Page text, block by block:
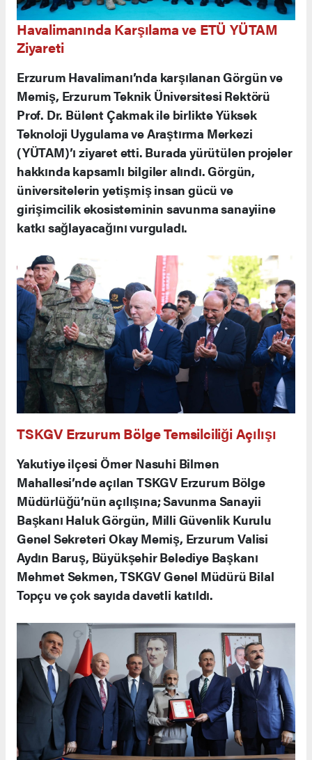
Havalimanında Karşılama ve ETÜ YÜTAM
Ziyareti
Erzurum Havalimanı’nda karşılanan Görgün ve
Memiş, Erzurum Teknik Üniversitesi Rektörü
Prof. Dr. Bülent Çakmak ile birlikte Yüksek
Teknoloji Uygulama ve Araştırma Merkezi
(YÜTAM)’ı ziyaret etti. Burada yürütülen projeler
hakkında kapsamlı bilgiler alındı. Görgün,
üniversitelerin yetişmiş insan gücü ve
girişimcilik ekosisteminin savunma sanayiine
katkı sağlayacağını vurguladı.
TSKGV Erzurum Bölge Temsilciliği Açılışı
Yakutiye ilçesi Ömer Nasuhi Bilmen
Mahallesi’nde açılan TSKGV Erzurum Bölge
Müdürlüğü’nün açılışına; Savunma Sanayii
Başkanı Haluk Görgün, Milli Güvenlik Kurulu
Genel Sekreteri Okay Memiş, Erzurum Valisi
Aydın Baruş, Büyükşehir Belediye Başkanı
Mehmet Sekmen, TSKGV Genel Müdürü Bilal
Topçu ve çok sayıda davetli katıldı.